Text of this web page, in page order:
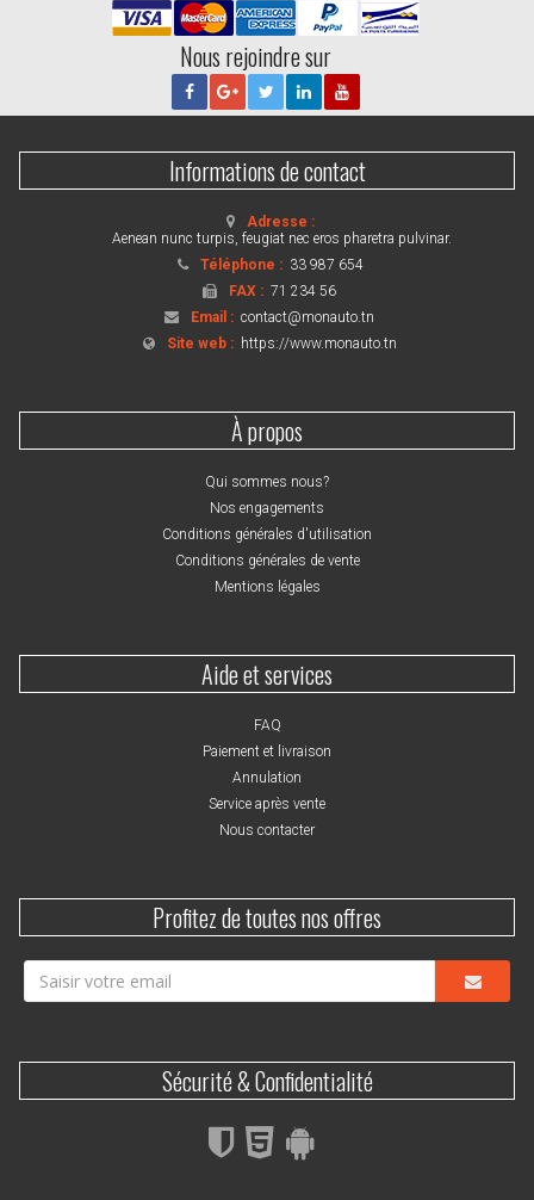
Nous rejoindre sur
Informations de contact
Adresse :
Aenean nunc turpis, feugiat nec eros pharetra pulvinar.
Téléphone : 33 987 654
FAX :71 234 56
Email :contact@monauto.tn
Site web : https://www.monauto.tn
À propos
Qui sommes nous?
Nos engagements
Conditions générales d'utilisation
Conditions générales de vente
Mentions légales
Aide et services
FAQ
Paiement et livraison
Annulation
Service après vente
Nous contacter
Profitez de toutes nos offres
Sécurité & Confidentialité